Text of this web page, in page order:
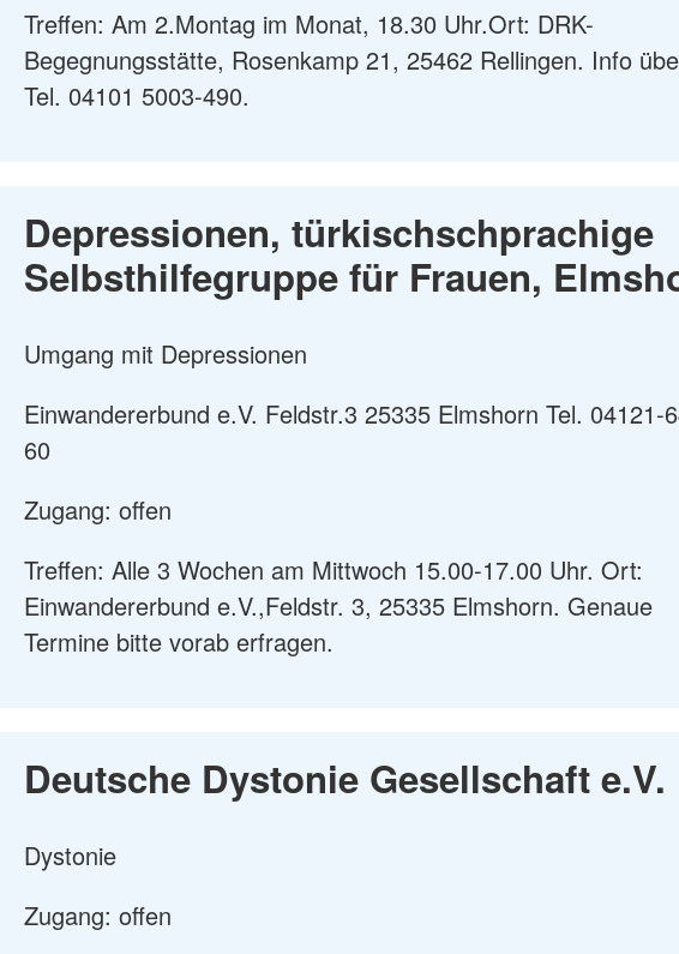
Treffen: Am 2.Montag im Monat, 18.30 Uhr.Ort: DRK-
Begegnungsstätte, Rosenkamp 21, 25462 Rellingen. Info
Tel. 04101 5003-490.
Depressionen, türkischschprachige
Selbsthilfegruppe für Frauen,
Umgang mit Depressionen
Einwandererbund e.V. Feldstr.3 25335 Elmshorn Tel. 04121-
60
Zugang: offen
Treffen: Alle 3 Wochen am Mittwoch 15.00-17.00 Uhr. Ort:
Einwandererbund e.V.,Feldstr. 3, 25335 Elmshorn. Genaue
Termine bitte vorab erfragen.
Deutsche Dystonie Gesellschaft e.V.
Dystonie
Zugang: offen